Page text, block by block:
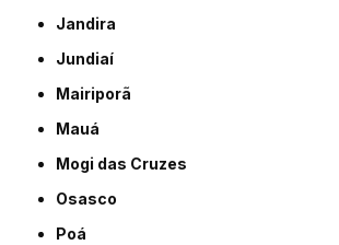
Jandira
Jundiaí
Mairiporã
Mauá
Mogi das Cruzes
Osasco
Poá